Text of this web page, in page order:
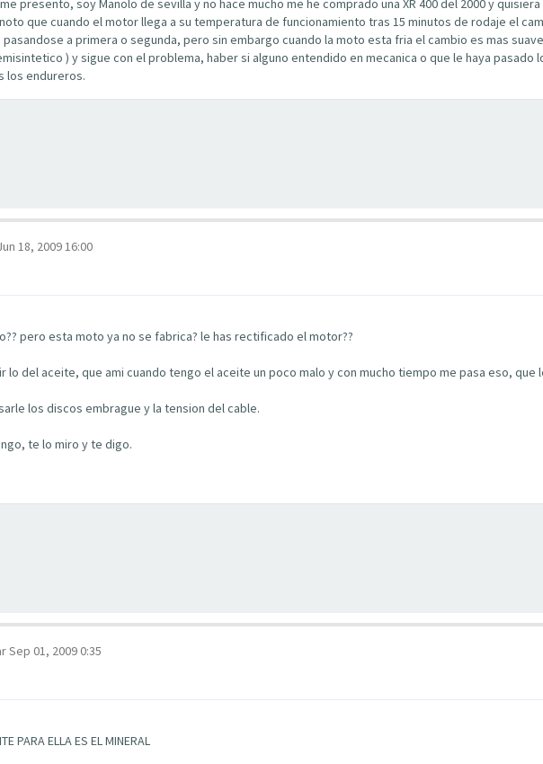
presento, soy Manolo de sevilla y no hace mucho me he comprado una XR 400 del 2000 y
que cuando el motor llega a su temperatura de funcionamiento tras 15 minutos de rodaje el
a primera o segunda, pero sin embargo cuando la moto esta fria el cambio es mas
) y sigue con el problema, haber si alguno entendido en mecanica o que le haya pasado
los endureros.
18, 2009 16:00
pero esta moto ya no se fabrica? le has rectificado el motor??
lo del aceite, que ami cuando tengo el aceite un poco malo y con mucho tiempo me pasa eso,
los discos embrague y la tension del cable.
te lo miro y te digo.
Sep 01, 2009 0:35
PARA ELLA ES EL MINERAL